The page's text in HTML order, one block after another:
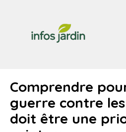
contenu
Comprendre
guerre contre
doit être une